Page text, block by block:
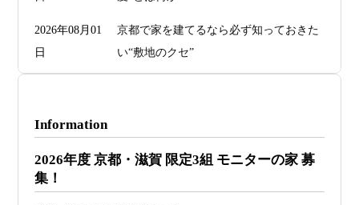
2026年08月01
日
京都で家を建てるなら必ず知っておきた
い“敷地のクセ”
2026年07月26
日
予算オーバーを防ぐ方法 ― デザインフ
ァーススト一級建築士事務所が考える“設
Information
2026年度 京都・滋賀 限定3組 モニターの家 募
集！